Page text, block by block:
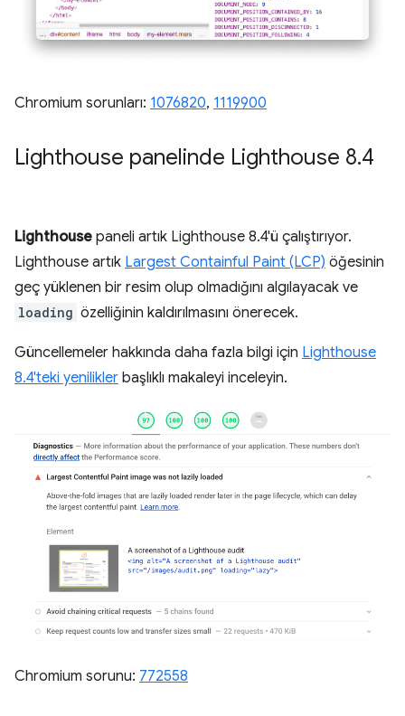
Chromium sorunları: 1076820, 1119900
Lighthouse panelinde Lighthouse 8.4
Lighthouse paneli artık Lighthouse 8.4'ü çalıştırıyor.
Lighthouse artık Largest Containful Paint (LCP) öğesinin
geç yüklenen bir resim olup olmadığını algılayacak ve
loading özelliğinin kaldırılmasını önerecek.
Güncellemeler hakkında daha fazla bilgi için Lighthouse
8.4'teki yenilikler başlıklı makaleyi inceleyin.
Chromium sorunu: 772558